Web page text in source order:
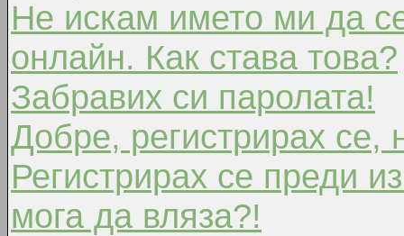
Не искам името ми да
онлайн. Как става това?
Забравих си паролата!
Добре, регистрирах се,
Регистрирах се преди
мога да вляза?!